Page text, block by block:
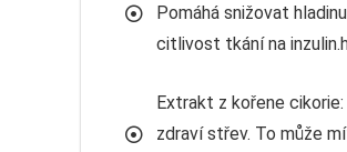
Pomáhá snižovat
citlivost tkání na
Extrakt z kořene
zdraví střev. To může